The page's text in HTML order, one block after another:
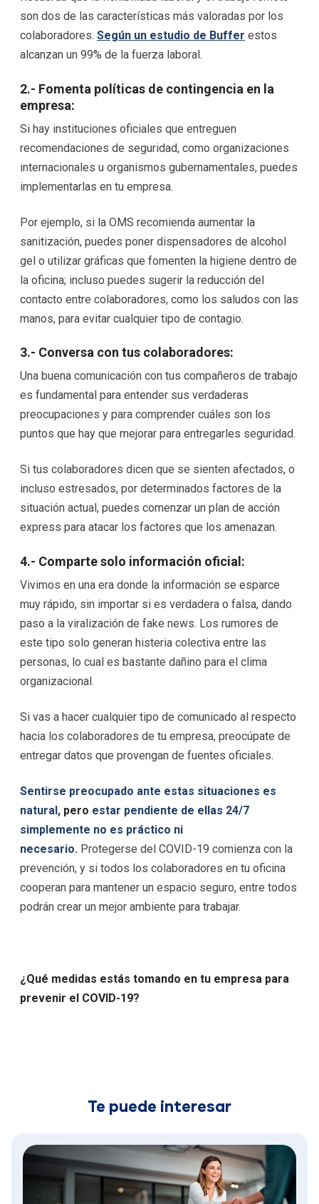
son dos de las características más valoradas por los
colaboradores. Según un estudio de Buffer estos
alcanzan un 99% de la fuerza laboral.
2.- Fomenta políticas de contingencia en la
empresa:
Si hay instituciones oficiales que entreguen
recomendaciones de seguridad, como organizaciones
internacionales u organismos gubernamentales, puedes
implementarlas en tu empresa.
Por ejemplo, si la OMS recomienda aumentar la
sanitización, puedes poner dispensadores de alcohol
gel o utilizar gráficas que fomenten la higiene dentro de
la oficina; incluso puedes sugerir la reducción del
contacto entre colaboradores, como los saludos con las
manos, para evitar cualquier tipo de contagio.
3.- Conversa con tus colaboradores:
Una buena comunicación con tus compañeros de trabajo
es fundamental para entender sus verdaderas
preocupaciones y para comprender cuáles son los
puntos que hay que mejorar para entregarles seguridad.
Si tus colaboradores dicen que se sienten afectados, o
incluso estresados, por determinados factores de la
situación actual, puedes comenzar un plan de acción
express para atacar los factores que los amenazan.
4.- Comparte solo información oficial:
Vivimos en una era donde la información se esparce
muy rápido, sin importar si es verdadera o falsa, dando
paso a la viralización de fake news. Los rumores de
este tipo solo generan histeria colectiva entre las
personas, lo cual es bastante dañino para el clima
organizacional.
Si vas a hacer cualquier tipo de comunicado al respecto
hacia los colaboradores de tu empresa, preocúpate de
entregar datos que provengan de fuentes oficiales.
Sentirse preocupado ante estas situaciones es
natural, pero estar pendiente de ellas 24/7
simplemente no es práctico ni
necesario. Protegerse del COVID-19 comienza con la
prevención, y si todos los colaboradores en tu oficina
cooperan para mantener un espacio seguro, entre todos
podrán crear un mejor ambiente para trabajar.
¿Qué medidas estás tomando en tu empresa para
prevenir el COVID-19?
Te puede interesar